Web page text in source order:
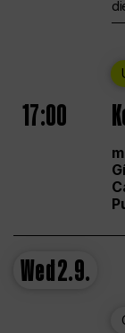
17:00
Wed2.9.